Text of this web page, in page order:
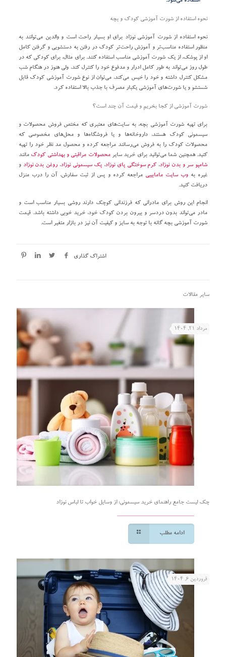
نحوه استفاده از شورت آموزشی کودک و بچه
نحوه استفاده از شورت آموزشی نوزاد برای او بسیار راحت است و والدین می‌توانند به
منظور استفاده مناسب‌تر و آموزش راحت‌تر کودک در رفتن به دستشویی و گرفتن کامل
او از پوشک، از یک شورت آموزشی مناسب استفاده کنند. برای مثال، برای کودکی که در
طول روز می‌تواند به طور کامل ادرار و مدفوع خود را کنترل کند، ولی هنوز در هنگام شب
مشکل کنترل داشته و خود را خیس می‌کند، می‌توان از نوع شورت آموزشی کودک قابل
شستشو و یا شورت‌های آموزشی یکبار مصرف با جذب بالا استفاده کرد.
شورت آموزشی از کجا بخریم و قیمت آن چند است؟
برای تهیه شورت آموزشی بچه، به سایت‌های معتبری که مختص فروش محصولات و
سیسمونی کودک هستند، داروخانه‌ها و یا فروشگاه‌ها و محل‌های مخصوصی که
محصولات کودک را به فروش می‌رسانند مراجعه کرده و محصول مد نظر خود را تهیه
کنید. همچنین شما می‌توانید برای خرید سایرمحصولات مراقبتی و بهداشتی کودک مانند
شامپو سر و بدن نوزاد، کرم سوختگی پای نوزاد، پک سیسمونی نوزاد، روغن بدن نوزاد و
غیره به وب سایت مامابیبی مراجعه کرده و پس از ثبت سفارش، آن را درب منزل
دریافت کنید.
انجام این روش برای مادرانی که فرزندانی کوچک دارند روشی بسیار مناسب است و
مادر می‌تواند بدون دردسر و بیرون بردن کودک خود، خرید خوبی داشته باشد. قیمت
شورت آموزشی بچه گانه با توجه به سایز و کیفیت آن نیز در بازار متغیر است.
اشتراک گذاری
سایر مقالات
مرداد ۲۱, ۱۴۰۴
چک لیست جامع راهنمای خرید سیسمونی؛ از وسایل خواب تا لباس نوزاد
ادامه مطلب
فروردین ۶, ۱۴۰۴